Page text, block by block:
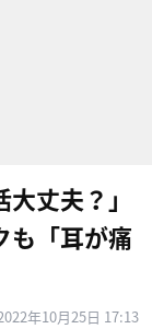
丈夫？」
も「耳が痛
年10月25日 17:13